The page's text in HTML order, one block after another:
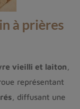
à prières
vieilli et laiton
représentant
, diffusant une